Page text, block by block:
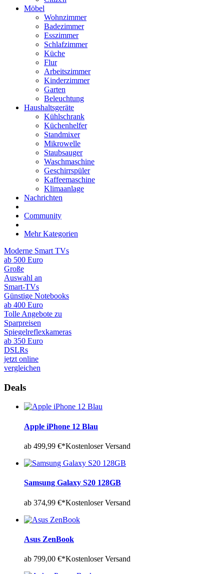
Möbel
Wohnzimmer
Badezimmer
Esszimmer
Schlafzimmer
Küche
Flur
Arbeitszimmer
Kinderzimmer
Garten
Beleuchtung
Haushaltsgeräte
Kühlschrank
Küchenhelfer
Standmixer
Mikrowelle
Staubsauger
Waschmaschine
Geschirrspüler
Kaffeemaschine
Klimaanlage
Nachrichten
Community
Mehr Kategorien
Moderne Smart TVs
ab 500 Euro
Große
Auswahl an
Smart-TVs
Günstige Notebooks
ab 400 Euro
Tolle Angebote zu
Sparpreisen
Spiegelreflexkameras
ab 350 Euro
DSLRs
jetzt online
vergleichen
Deals
Apple iPhone 12 Blau
ab 499,99 €*Kostenloser Versand
Samsung Galaxy S20 128GB
ab 374,99 €*Kostenloser Versand
Asus ZenBook
ab 799,00 €*Kostenloser Versand